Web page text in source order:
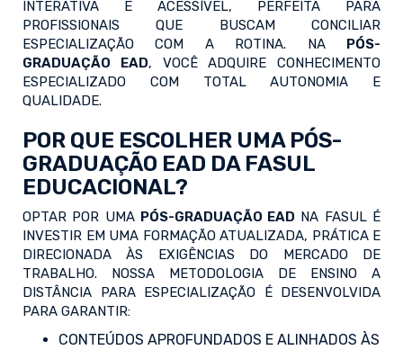
INTERATIVA E ACESSÍVEL, PERFEITA PARA
PROFISSIONAIS QUE BUSCAM CONCILIAR
ESPECIALIZAÇÃO COM A ROTINA. NA PÓS-
GRADUAÇÃO EAD, VOCÊ ADQUIRE CONHECIMENTO
ESPECIALIZADO COM TOTAL AUTONOMIA E
QUALIDADE.
POR QUE ESCOLHER UMA PÓS-
GRADUAÇÃO EAD DA FASUL
EDUCACIONAL?
OPTAR POR UMA PÓS-GRADUAÇÃO EAD NA FASUL É
INVESTIR EM UMA FORMAÇÃO ATUALIZADA, PRÁTICA E
DIRECIONADA ÀS EXIGÊNCIAS DO MERCADO DE
TRABALHO. NOSSA METODOLOGIA DE ENSINO A
DISTÂNCIA PARA ESPECIALIZAÇÃO É DESENVOLVIDA
PARA GARANTIR:
CONTEÚDOS APROFUNDADOS E ALINHADOS ÀS